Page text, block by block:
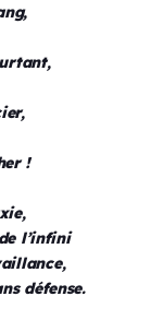
!
l’infini
défense.